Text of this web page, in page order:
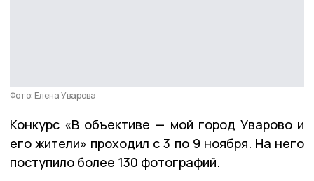
Фото: Елена Уварова
Конкурс «В объективе — мой город Уварово и
его жители» проходил с 3 по 9 ноября. На него
поступило более 130 фотографий.